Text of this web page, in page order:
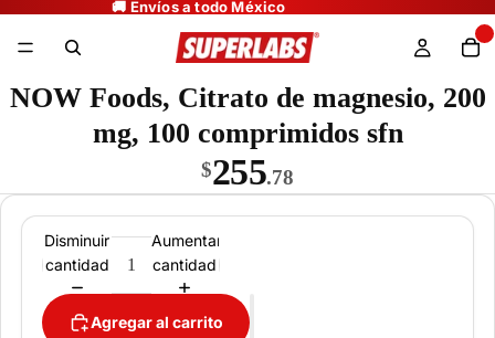
NOW Foods, Citrato de magnesio, 200
mg, 100 comprimidos sfn
$255.78
Disminuir
cantidad
Aumentar
cantidad
Agregar al carrito